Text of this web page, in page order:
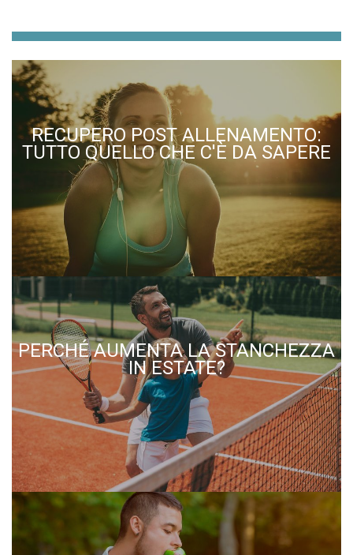
RECUPERO POST ALLENAMENTO:
TUTTO QUELLO CHE C'È DA SAPERE
PERCHÉ AUMENTA LA STANCHEZZA
IN ESTATE?